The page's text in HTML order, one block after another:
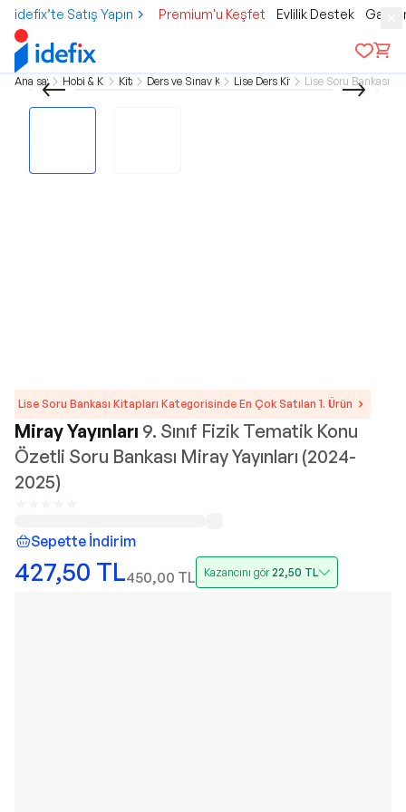
idefix’te Satış Yapın Premium'u Keşfet Evlilik Destek
Ana sayfa Hobi & KültürKitap Ders ve Sınav KitaplarıLise Ders KitaplarıLise Soru Bankası
Lise Soru Bankası Kitapları Kategorisinde En Çok Satılan 1. Ürün
Miray Yayınları 9. Sınıf Fizik Tematik Konu
Özetli Soru Bankası Miray Yayınları (2024-
2025)
Sepette İndirim
427,50 TL450,00 TL Kazancını gör22,50 TL